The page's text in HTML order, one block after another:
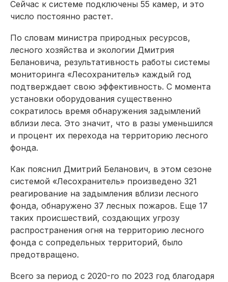
Сейчас к системе подключены 55 камер, и это
число постоянно растет.
По словам министра природных ресурсов,
лесного хозяйства и экологии Дмит­рия
Белановича, результативность работы системы
мониторинга «Лесохранитель» каждый год
подтверждает свою эффективность. С момента
установки оборудования существенно
сократилось время обнаружения задымлений
вблизи леса. Это значит, что в разы уменьшился
и процент их перехода на территорию лесного
фонда.
Как пояснил Дмитрий Беланович, в этом сезоне
системой «Лесохранитель» произведено 321
реагирование на задымления вблизи лесного
фонда, обнаружено 37 лесных пожаров. Еще 17
таких происшествий, создающих угрозу
распространения огня на территорию лесного
фонда с сопредельных территорий, было
предотвращено.
Всего за период с 2020-го по 2023 год благодаря